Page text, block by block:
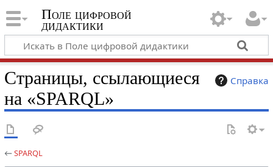
Поле цифровой
дидактики
Справка
Страницы, ссылающиеся
на «SPARQL»
←SPARQL